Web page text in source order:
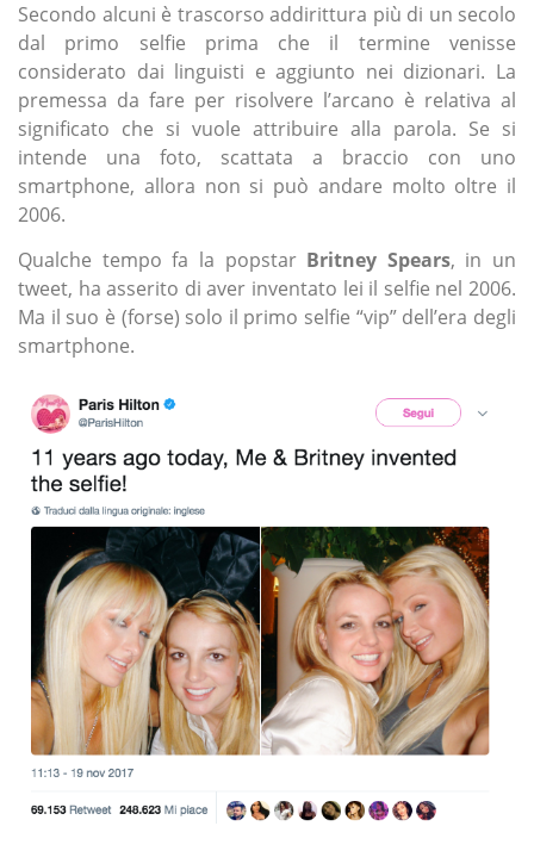
Secondo alcuni è trascorso addirittura più di un secolo
dal primo selfie prima che il termine venisse
considerato dai linguisti e aggiunto nei dizionari. La
premessa da fare per risolvere l’arcano è relativa al
significato che si vuole attribuire alla parola. Se si
intende una foto, scattata a braccio con uno
smartphone, allora non si può andare molto oltre il
2006.
Qualche tempo fa la popstar Britney Spears, in un
tweet, ha asserito di aver inventato lei il selfie nel 2006.
Ma il suo è (forse) solo il primo selfie “vip” dell’era degli
smartphone.